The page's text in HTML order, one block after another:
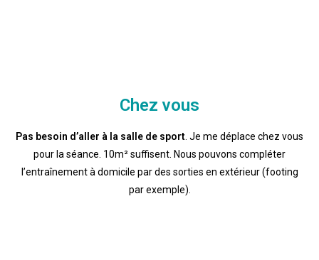
Chez vous
Pas besoin d’aller à la salle de sport . Je me déplace chez vous
pour la séance. 10m² suffisent. Nous pouvons compléter
l’entraînement à domicile par des sorties en extérieur (footing
par exemple).